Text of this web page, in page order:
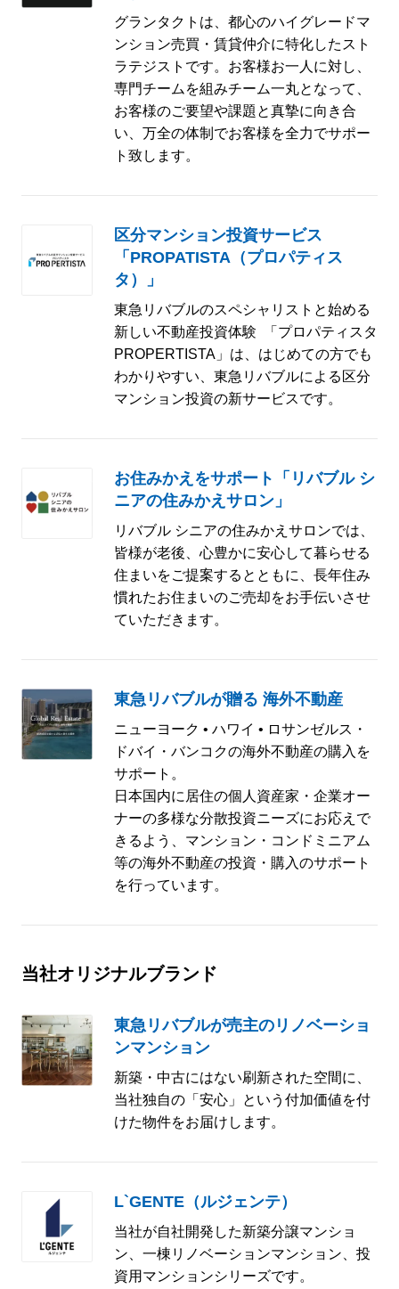
グランタクトは、都心のハイグレードマ
ンション売買・賃貸仲介に特化したスト
ラテジストです。お客様お一人に対し、
専門チームを組みチーム一丸となって、
お客様のご要望や課題と真摯に向き合
い、万全の体制でお客様を全力でサポー
ト致します。
区分マンション投資サービス
「PROPATISTA（プロパティス
タ）」
東急リバブルのスペシャリストと始める
新しい不動産投資体験 「プロパティスタ
PROPERTISTA」は、はじめての方でも
わかりやすい、東急リバブルによる区分
マンション投資の新サービスです。
お住みかえをサポート「リバブル シ
ニアの住みかえサロン」
リバブル シニアの住みかえサロンでは、
皆様が老後、心豊かに安心して暮らせる
住まいをご提案するとともに、長年住み
慣れたお住まいのご売却をお手伝いさせ
ていただきます。
東急リバブルが贈る 海外不動産
ニューヨーク • ハワイ • ロサンゼルス・
ドバイ・バンコクの海外不動産の購入を
サポート。
日本国内に居住の個人資産家・企業オー
ナーの多様な分散投資ニーズにお応えで
きるよう、マンション・コンドミニアム
等の海外不動産の投資・購入のサポート
を行っています。
当社オリジナルブランド
東急リバブルが売主のリノベーショ
ンマンション
新築・中古にはない刷新された空間に、
当社独自の「安心」という付加価値を付
けた物件をお届けします。
L`GENTE（ルジェンテ）
当社が自社開発した新築分譲マンショ
ン、一棟リノベーションマンション、投
資用マンションシリーズです。